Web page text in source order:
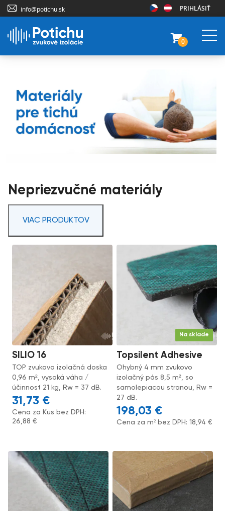
info@potichu.sk PRIHLÁSIŤ
0
Nepriezvučné materiály
VIAC PRODUKTOV
SILIO 16
TOP zvukovo izolačná doska
0,96 m², vysoká váha /
účinnosť 21 kg, Rw = 37 dB.
31,73 €
Cena za Kus bez DPH:
26,88€
Na sklade
Topsilent Adhesive
Ohybný 4 mm zvukovo
izolačný pás 8,5 m², so
samolepiacou stranou, Rw =
27 dB.
198,03 €
Cena za m² bez DPH:18,94€